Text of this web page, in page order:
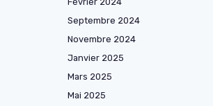
Septembre 2024
Novembre 2024
Janvier 2025
Mars 2025
Mai 2025